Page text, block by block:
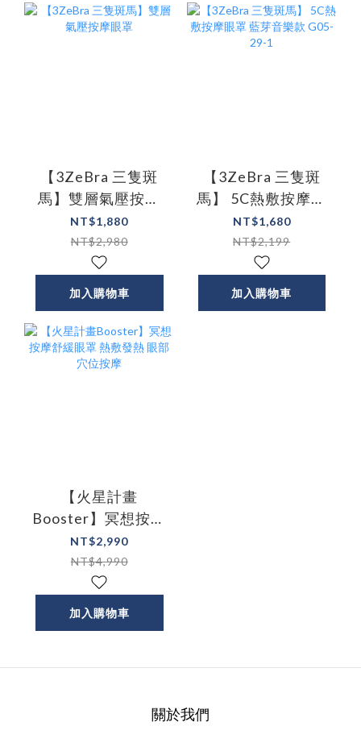
【3ZeBra 三隻斑
馬】雙層氣壓按摩
眼罩
NT$1,880
NT$2,980
加入購物車
【3ZeBra 三隻斑
馬】 5C熱敷按摩眼
罩 藍芽音樂款 G05-
29-1
NT$1,680
NT$2,199
加入購物車
【火星計畫
Booster】冥想按摩
舒緩眼罩 熱敷發熱
眼部穴位按摩
NT$2,990
NT$4,990
加入購物車
關於我們